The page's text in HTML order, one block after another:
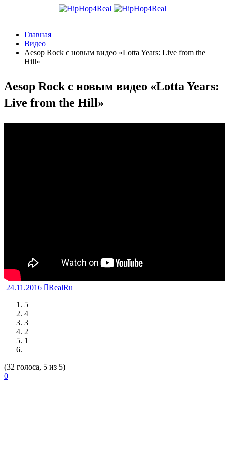
Главная
Видео
Aesop Rock с новым видео «Lotta Years: Live from the
Hill»
Aesop Rock с новым видео «Lotta Years:
Live from the Hill»
24.11.2016
RealRu
5
4
3
2
1
(32 голоса, 5 из 5)
0